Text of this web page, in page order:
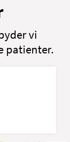
vi
patienter.